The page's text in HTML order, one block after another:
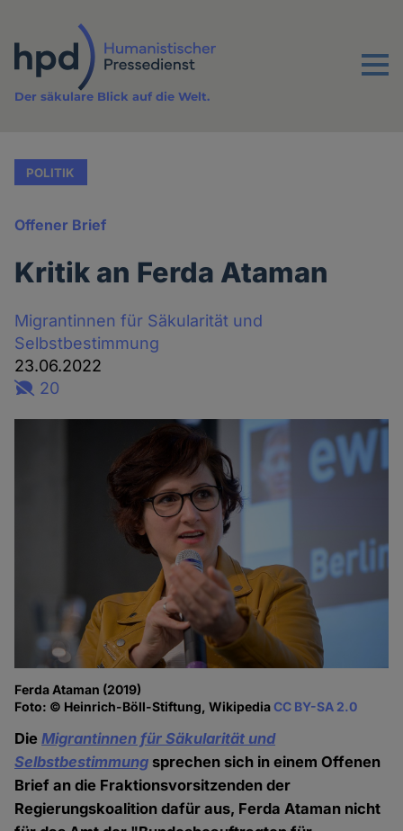
Inhalt
Menu
Der säkulare Blick auf die Welt.
POLITIK
Offener Brief
Kritik an Ferda Ataman
Migrantinnen für Säkularität und
Selbstbestimmung
23.06.2022
20
Ferda Ataman (2019)
Foto: © Heinrich-Böll-Stiftung, WikipediaCC BY-SA 2.0
DieMigrantinnen für Säkularität und
Selbstbestimmung sprechen sich in einem Offenen
Brief an die Fraktionsvorsitzenden der
Regierungskoalition dafür aus, Ferda Ataman nicht